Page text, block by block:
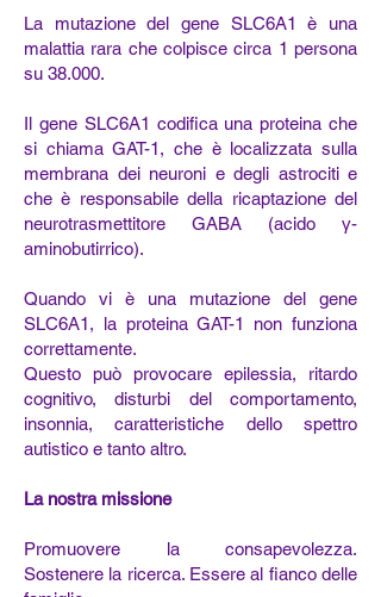
La mutazione del gene SLC6A1 è una
malattia rara che colpisce circa 1 persona
su 38.000.
Il gene SLC6A1 codifica una proteina che
si chiama GAT-1, che è localizzata sulla
membrana dei neuroni e degli astrociti e
che è responsabile della ricaptazione del
neurotrasmettitore GABA (acido γ-
aminobutirrico).
Quando vi è una mutazione del gene
SLC6A1, la proteina GAT-1 non funziona
correttamente.
Questo può provocare epilessia, ritardo
cognitivo, disturbi del comportamento,
insonnia, caratteristiche dello spettro
autistico e tanto altro.
La nostra missione
Promuovere la consapevolezza.
Sostenere la ricerca. Essere al fianco delle